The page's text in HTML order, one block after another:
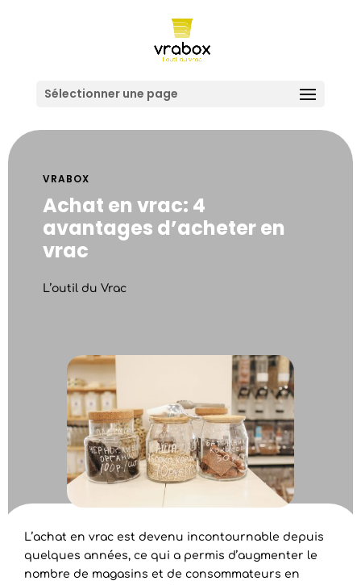
Sélectionner une page
VRABOX
Achat en vrac: 4
avantages d’acheter en
vrac
L’outil du Vrac
L’achat en vrac est devenu incontournable depuis
quelques années, ce qui a permis d’augmenter le
nombre de magasins et de consommateurs en